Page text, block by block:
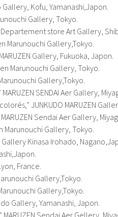
Kofu, Yamanashi,Japon.
Gallery, Tokyo.
store Art Gallery,
Marunouchi Gallery,Tokyo.
Gallery, Fukuoka, Japon.
Marunouchi Gallery, Tokyo.
Gallery,Tokyo.
SENDAI Aer Gallery,
JUNKUDO MARUZEN
Sendai Aer Gallery,
Marunouchi Gallery, Tokyo.
Kinasa Irohado,
France.
Gallery,Tokyo.
Gallery,Tokyo.
Gallery, Yamanashi, Japon.
Sendai Aer Gellery,